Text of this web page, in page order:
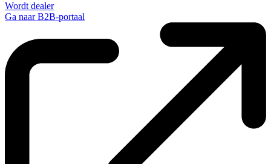
Wordt dealer
Ga naar B2B-portaal